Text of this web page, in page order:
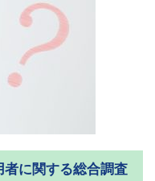
者に関する総合調査